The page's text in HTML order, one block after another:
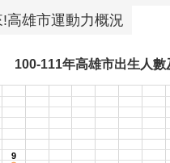
高雄市運動力概況
100-111年高雄市出生人數
9